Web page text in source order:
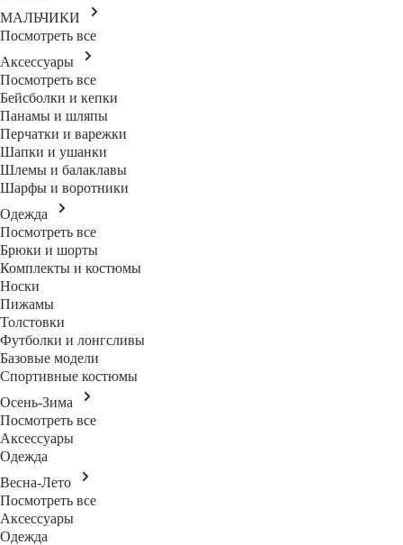
МАЛЬЧИКИ
Посмотреть все
Аксессуары
Посмотреть все
Бейсболки и кепки
Панамы и шляпы
Перчатки и варежки
Шапки и ушанки
Шлемы и балаклавы
Шарфы и воротники
Одежда
Посмотреть все
Брюки и шорты
Комплекты и костюмы
Носки
Пижамы
Толстовки
Футболки и лонгсливы
Базовые модели
Спортивные костюмы
Осень-Зима
Посмотреть все
Аксессуары
Одежда
Весна-Лето
Посмотреть все
Аксессуары
Одежда